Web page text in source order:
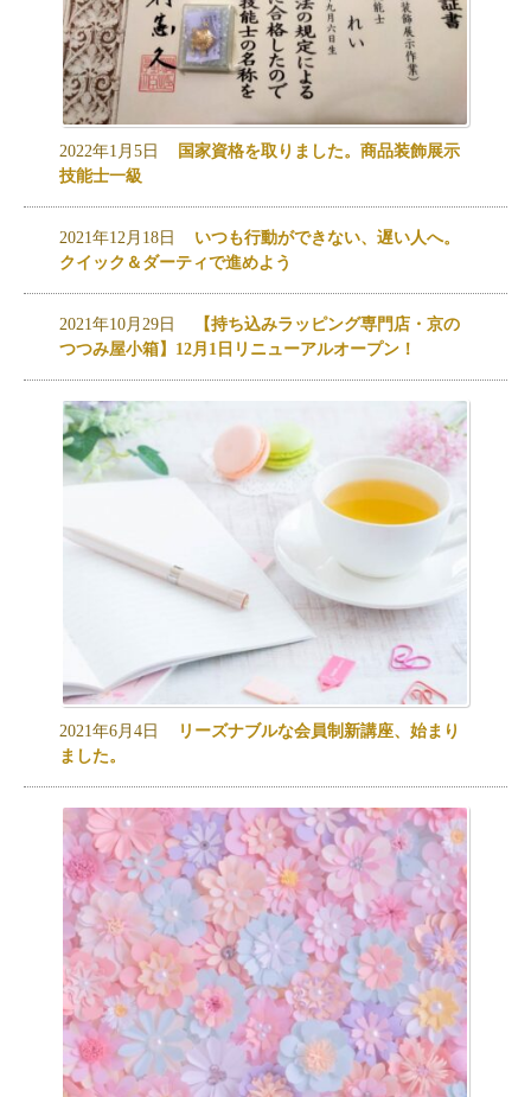
2022年1月5日
国家資格を取りました。商品装飾展示
技能士一級
2021年12月18日 いつも行動ができない、遅い人へ。
クイック＆ダーティで進めよう
2021年10月29日
【持ち込みラッピング専門店・京の
つつみ屋小箱】12月1日リニューアルオープン！
2021年6月4日
リーズナブルな会員制新講座、始まり
ました。